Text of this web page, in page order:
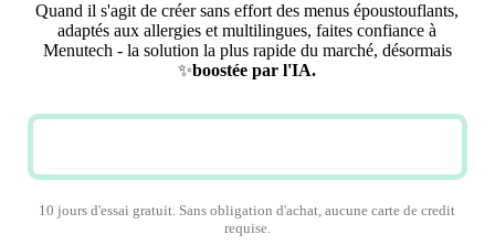
Quand il s'agit de créer sans effort des menus époustouflants,
adaptés aux allergies et multilingues, faites confiance à
Menutech - la solution la plus rapide du marché, désormais
✨boostée par l'IA.
10 jours d'essai gratuit. Sans obligation d'achat, aucune carte de credit
requise.